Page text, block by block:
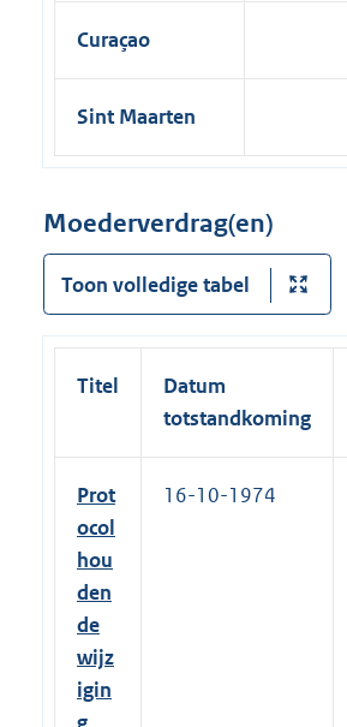
Curaçao
Sint Maarten
Moederverdrag(en)
Toon volledige tabel
Titel
Datum
totstandkoming
Prot
ocol
hou
den
de
wijz
igin
g
16-10-1974